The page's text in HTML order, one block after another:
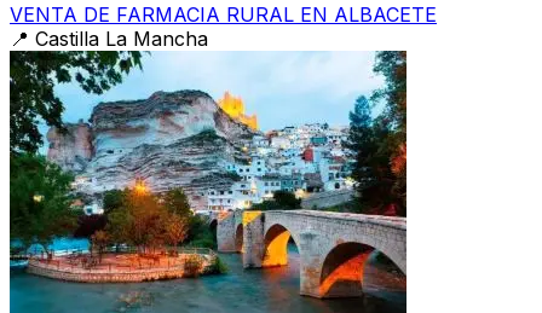
VENTA DE FARMACIA RURAL EN ALBACETE
📍 Castilla La Mancha